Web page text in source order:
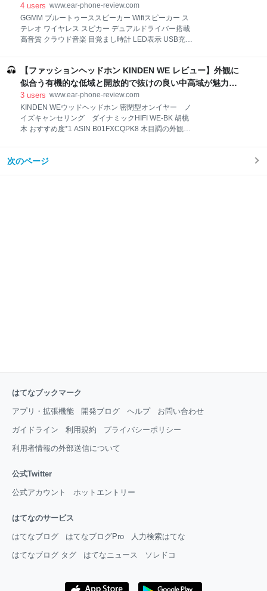
域でだいぶ聞こえなくなる。音漏れはかなり少ない。
付け心地は低価格品では良好。ヘッドバンドは左右か
らしっかり挟み込む固定力の強いものだが、ヘッドバ
ンド・イヤーマフともにクッションがしっかりしてい
不快感はそれほどない。ただ25℃前後の気温の高い状
況で数十分イヤーマフをつけてから外すとしっかり汗
が付いている。 【１】外観
いい - audio-sound @ hatena
4 users www.ear-phone-review.com
GGMM ブルートゥーススピーカー Wifiスピーカー ス
テレオ ワイヤレス スピカー デュアルドライバー搭載
高音質 クラウド音楽 目覚まし時計 LED表示 USB充電
B01ICNPAP6 Wifiにも対応するという珍しいタイプの
ワイヤレススピーカー。Wifi接続はストリーミング再
生になるのでクラウドスピーカーといったほうが適切
だろうか。もちろん普通のBluetoothスピーカーにもな
るが、Wifiモードが標準なのか設定ボタンで切り替え
る必要があり、操作にやや戸惑う。AUX入力にも対応
さがある。前面にLEDで時計表示されるがこれもレト
【ファッションヘッドホン KINDEN WE レビュー】外観に
似合う有機的な低域と開放的で抜けの良い中高域が魅力
的。装着感も良好 - audio-sound @ hatena
3 users www.ear-phone-review.com
KINDEN WEウッドヘッドホン 密閉型オンイヤー ノ
イズキャンセリング ダイナミックHIFI WE-BK 胡桃
木 おすすめ度*1 ASIN B01FXCQPK8 木目調の外観に
らない。 厚みのある柔らかなもふもふしたイヤーパッ
次のページ
はてなブックマーク
アプリ・拡張機能 開発ブログ ヘルプ お問い合わせ
ガイドライン 利用規約 プライバシーポリシー
利用者情報の外部送信について
公式Twitter
公式アカウント ホットエントリー
はてなのサービス
はてなブログ はてなブログPro 人力検索はてな
はてなブログ タグ はてなニュース ソレドコ